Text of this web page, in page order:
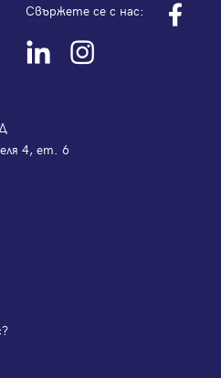
Свържете се с нас:
4, ет. 6